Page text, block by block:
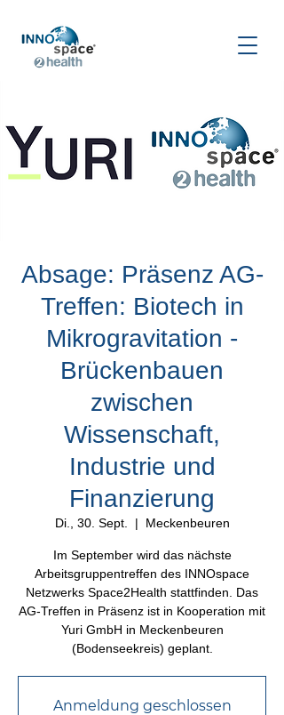
Absage: Präsenz AG-
Treffen: Biotech in
Mikrogravitation -
Brückenbauen
zwischen
Wissenschaft,
Industrie und
Finanzierung
Di., 30. Sept.
  |
Meckenbeuren
Im September wird das nächste
Arbeitsgruppentreffen des INNOspace
Netzwerks Space2Health stattfinden. Das
AG-Treffen in Präsenz ist in Kooperation mit
Yuri GmbH in Meckenbeuren
(Bodenseekreis) geplant.
Anmeldung geschlossen